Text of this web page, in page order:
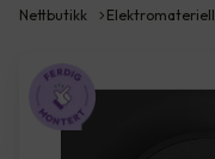
Nettbutikk Elektromateriell